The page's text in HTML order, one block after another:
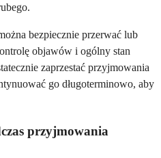
bezpiecznie przerwać lub
objawów i ogólny stan
zaprzestać przyjmowania
go długoterminowo, aby
przyjmowania